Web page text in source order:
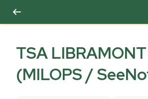
TSA
(MILOPS /